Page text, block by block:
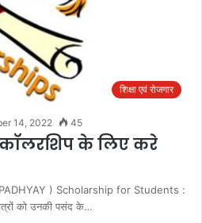
शिक्षा एवं रोजगार
14, 2022 45
के लिए करे
) Scholarship for Students :
को उनकी पसंद के…